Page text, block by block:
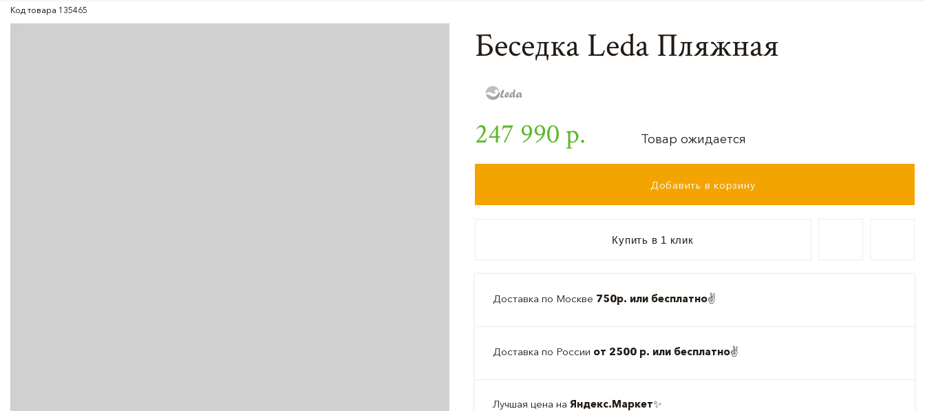
Код товара 135465
Беседка Leda Пляжная
247 990 р. Товар ожидается
Добавить в корзину
Купить в 1 клик
Доставка по Москве 750р. или бесплатно✌️
Доставка по России от 2500 р. или бесплатно✌️
Лучшая цена на Яндекс.Маркет✨